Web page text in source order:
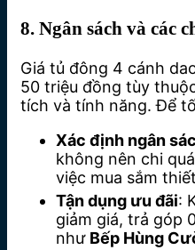
8. Ngân sách và các
Giá tủ đông 4 cánh
50 triệu đồng tùy
tích và tính năng. Để
Xác định ngân
không nên chi
việc mua sắm
Tận dụng ưu đãi:
giảm giá, trả góp
như Bếp Hùng